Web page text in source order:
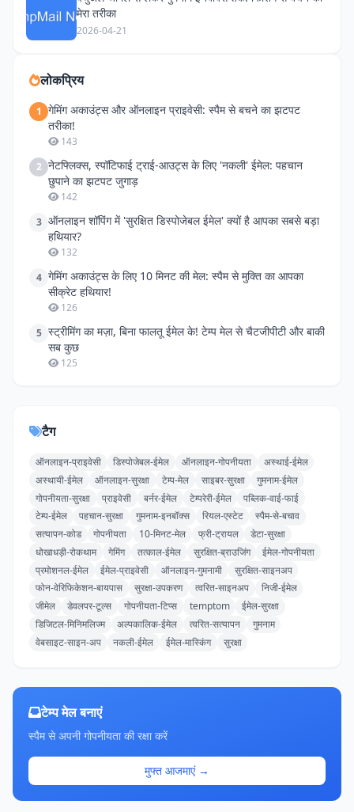
मेरा तरीका
2026-04-21
लोकप्रिय
1 गेमिंग अकाउंट्स और ऑनलाइन प्राइवेसी: स्पैम से बचने का झटपट
तरीका!
143
2 नेटफ्लिक्स, स्पॉटिफाई ट्राई-आउट्स के लिए 'नकली' ईमेल: पहचान
छुपाने का झटपट जुगाड़
142
3 ऑनलाइन शॉपिंग में 'सुरक्षित डिस्पोजेबल ईमेल' क्यों है आपका सबसे बड़ा
हथियार?
132
4 गेमिंग अकाउंट्स के लिए 10 मिनट की मेल: स्पैम से मुक्ति का आपका
सीक्रेट हथियार!
126
5 स्ट्रीमिंग का मज़ा, बिना फालतू ईमेल के! टेम्प मेल से चैटजीपीटी और बाकी
सब कुछ
125
टैग
ऑनलाइन-प्राइवेसी डिस्पोजेबल-ईमेल ऑनलाइन-गोपनीयता
अस्थाई-ईमेल
अस्थायी-ईमेल
ऑनलाइन-सुरक्षा टेम्प-मेल साइबर-सुरक्षा
गुमनाम-ईमेल
गोपनीयता-सुरक्षा
प्राइवेसी बर्नर-ईमेल टेम्परेरी-ईमेल
पब्लिक-वाई-फाई
टेम्प-ईमेल
पहचान-सुरक्षा गुमनाम-इनबॉक्स रियल-एस्टेट
स्पैम-से-बचाव
सत्यापन-कोड
गोपनीयता 10-मिनट-मेल फ्री-ट्रायल
डेटा-सुरक्षा
धोखाधड़ी-रोकथाम
गेमिंग तत्काल-ईमेल सुरक्षित-ब्राउजिंग
ईमेल-गोपनीयता
प्रमोशनल-ईमेल
ईमेल-प्राइवेसी ऑनलाइन-गुमनामी
सुरक्षित-साइनअप
फोन-वेरिफिकेशन-बायपास
सुरक्षा-उपकरण त्वरित-साइनअप
निजी-ईमेल
जीमेल
डेवलपर-टूल्स गोपनीयता-टिप्स temptom
ईमेल-सुरक्षा
डिजिटल-मिनिमलिज्म
अल्पकालिक-ईमेल त्वरित-सत्यापन
गुमनाम
वेबसाइट-साइन-अप
नकली-ईमेल ईमेल-मास्किंग सुरक्षा
टेम्प मेल बनाएं
स्पैम से अपनी गोपनीयता की रक्षा करें
मुफ्त आजमाएं →